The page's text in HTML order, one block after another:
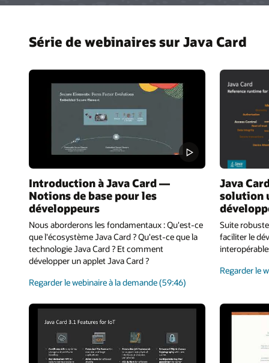
Série de webinaires sur Java Card
Introduction à Java Card —
Notions de base pour les
développeurs
Nous aborderons les fondamentaux : Qu'est-ce
que l'écosystème Java Card ? Qu'est-ce que la
technologie Java Card ? Et comment
développer un applet Java Card ?
Regarder le webinaire à la demandesur
principes
de
la
(59:46)
Java
solution
Suite
faciliter le
Regarder le